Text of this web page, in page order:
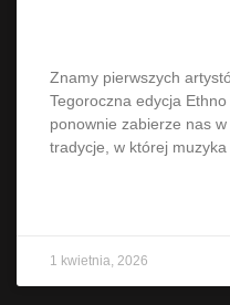
Znamy pierwszych
Tegoroczna edycja
ponownie zabierze nas
tradycje, w której muzyka
1 kwietnia, 2026